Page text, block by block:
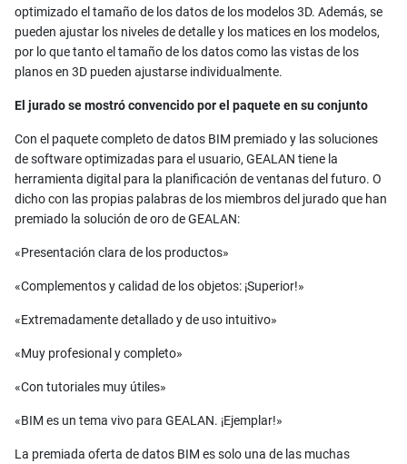
optimizado el tamaño de los datos de los modelos 3D. Además, se
pueden ajustar los niveles de detalle y los matices en los modelos,
por lo que tanto el tamaño de los datos como las vistas de los
planos en 3D pueden ajustarse individualmente.
El jurado se mostró convencido por el paquete en su conjunto
Con el paquete completo de datos BIM premiado y las soluciones
de software optimizadas para el usuario, GEALAN tiene la
herramienta digital para la planificación de ventanas del futuro. O
dicho con las propias palabras de los miembros del jurado que han
premiado la solución de oro de GEALAN:
«Presentación clara de los productos»
«Complementos y calidad de los objetos: ¡Superior!»
«Extremadamente detallado y de uso intuitivo»
«Muy profesional y completo»
«Con tutoriales muy útiles»
«BIM es un tema vivo para GEALAN. ¡Ejemplar!»
La premiada oferta de datos BIM es solo una de las muchas